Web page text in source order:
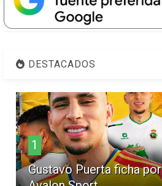
DESTACADOS
1
Gustavo Puerta ficha por